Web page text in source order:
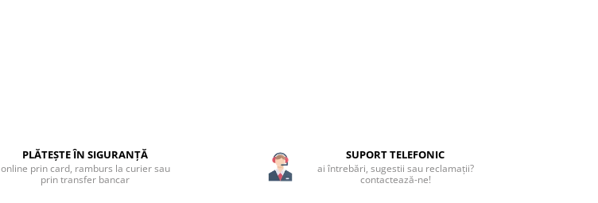
PLĂTEȘTE ÎN SIGURANȚĂ
online prin card, ramburs la curier sau
prin transfer bancar
SUPORT TELEFONIC
ai întrebări, sugestii sau reclamații?
contactează-ne!